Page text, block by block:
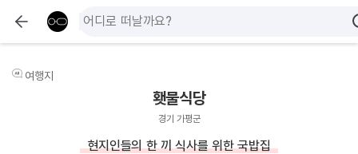
여행지
횃불식당
경기 가평군
현지인들의 한 끼 식사를 위한 국밥집